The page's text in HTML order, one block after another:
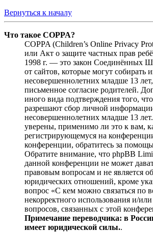
Вернуться к началу
Что такое COPPA?
COPPA (Children’s Online Privacy
или Акт о защите частных прав
1998 г. — это закон Соединённых
от сайтов, которые могут собирать
несовершеннолетних младше 13
письменное согласие родителей.
иного вида подтверждения того,
разрешают сбор личной
несовершеннолетних младше 13
уверены, применимо ли это к вам,
регистрирующемуся на
конференции, обратитесь за
Обратите внимание, что phpBB
данной конференции не может
правовым вопросам и не является
юридических отношений, кроме
вопрос «С кем можно связаться по
некорректного использования и/
вопросов, связанных с этой
Примечание переводчика: в
имеет юридической силы..